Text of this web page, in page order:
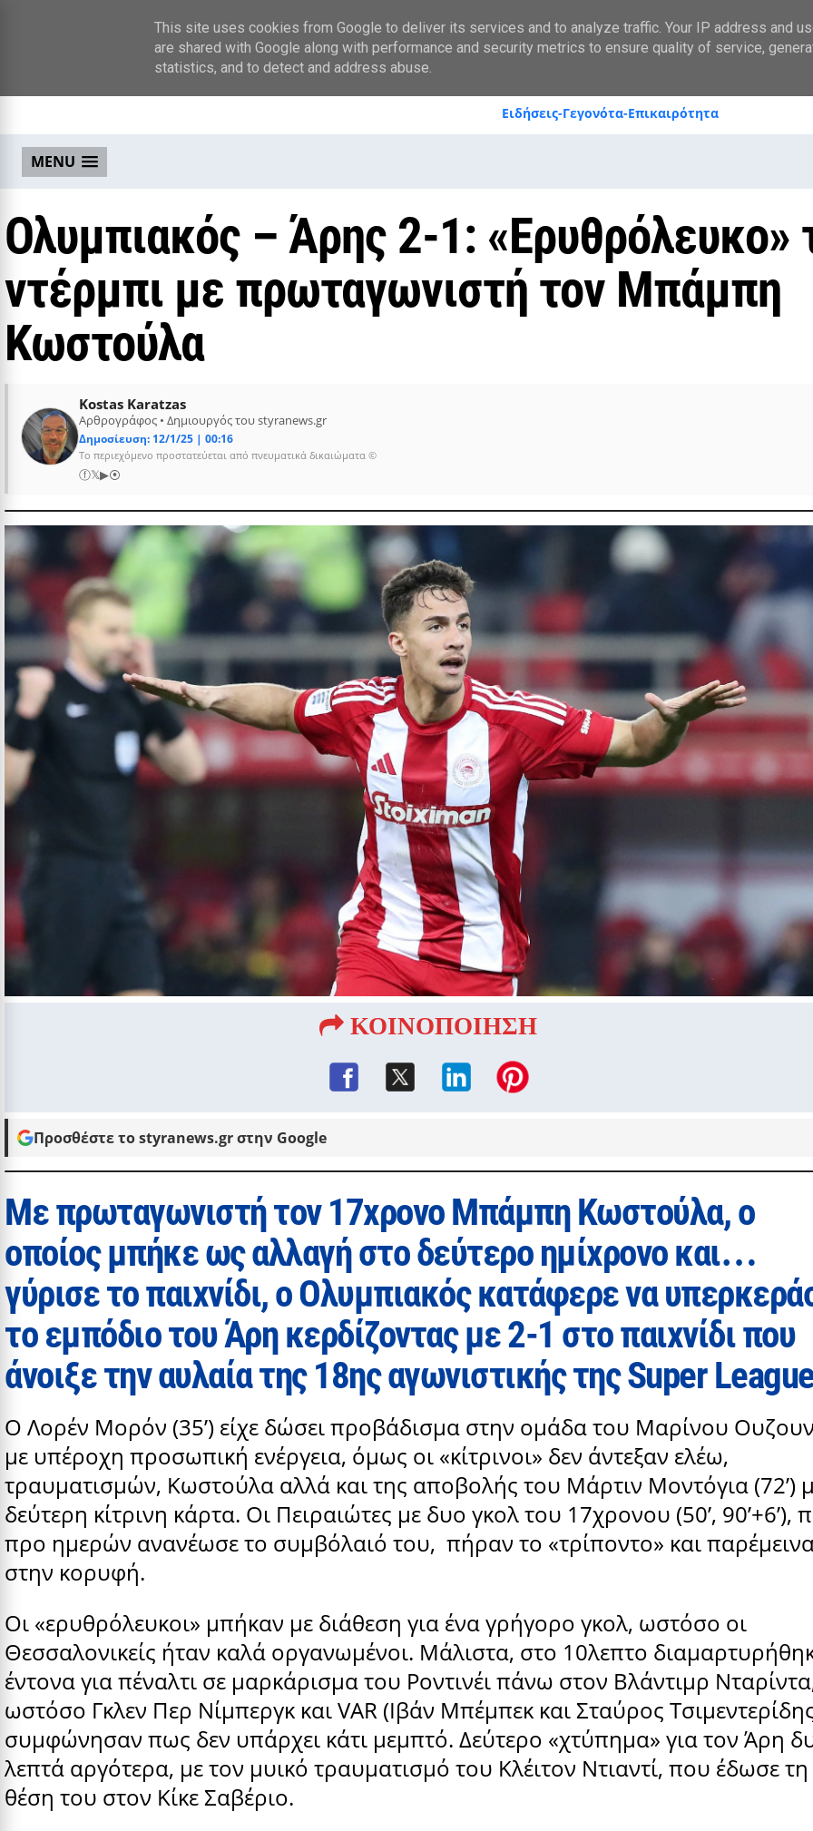
styranews.gr
Ειδήσεις-Γεγονότα-Επικαιρότητα
MENU
Ολυμπιακός – Άρης 2-1: «Ερυθρόλευκο»
ντέρμπι με πρωταγωνιστή τον Μπάμπη
Κωστούλα
Kostas Karatzas
Αρθρογράφος • Δημιουργός του styranews.gr
Δημοσίευση: 12/1/25 | 00:16
Το περιεχόμενο προστατεύεται από πνευματικά δικαιώματα ©
ⓕ𝕏▶⦿
ΚΟΙΝΟΠΟΙΗΣΗ
Προσθέστε το styranews.gr στην Google
Με πρωταγωνιστή τον 17χρονο Μπάμπη Κωστούλα, ο
οποίος μπήκε ως αλλαγή στο δεύτερο ημίχρονο και…
γύρισε το παιχνίδι, ο Ολυμπιακός κατάφερε να
το εμπόδιο του Άρη κερδίζοντας με 2-1 στο παιχνίδι που
άνοιξε την αυλαία της 18ης αγωνιστικής της Super
Ο Λορέν Μορόν (35’) είχε δώσει προβάδισμα στην ομάδα του Μαρίνου
με υπέροχη προσωπική ενέργεια, όμως οι «κίτρινοι» δεν άντεξαν ελέω,
τραυματισμών, Κωστούλα αλλά και της αποβολής του Μάρτιν Μοντόγια (72’)
δεύτερη κίτρινη κάρτα. Οι Πειραιώτες με δυο γκολ του 17χρονου (50’, 90’+6’),
προ ημερών ανανέωσε το συμβόλαιό του, πήραν το «τρίποντο» και
στην κορυφή.
Οι «ερυθρόλευκοι» μπήκαν με διάθεση για ένα γρήγορο γκολ, ωστόσο οι
Θεσσαλονικείς ήταν καλά οργανωμένοι. Μάλιστα, στο 10λεπτο
έντονα για πέναλτι σε μαρκάρισμα του Ροντινέι πάνω στον Βλάντιμρ
ωστόσο Γκλεν Περ Νίμπεργκ και VAR (Ιβάν Μπέμπεκ και Σταύρος
συμφώνησαν πως δεν υπάρχει κάτι μεμπτό. Δεύτερο «χτύπημα» για τον Άρη
λεπτά αργότερα, με τον μυικό τραυματισμό του Κλέιτον Ντιαντί, που έδωσε τη
θέση του στον Κίκε Σαβέριο.
This site uses cookies from Google to deliver its services and to analyze traffic. Your IP address and
are shared with Google along with performance and security metrics to ensure quality of service,
statistics, and to detect and address abuse.